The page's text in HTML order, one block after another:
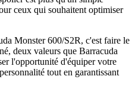
ceux qui souhaitent optimiser
Monster 600/S2R, c'est faire le
deux valeurs que Barracuda
l'opportunité d'équiper votre
tout en garantissant